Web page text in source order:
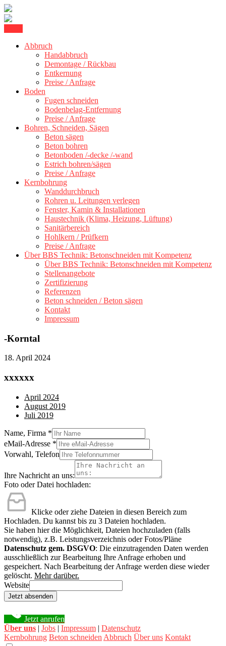
content
Betonschneiden Stuttgart
+ 300 kmAbbruch
Handabbruch
Demontage / Rückbau
Entkernung
Preise / Anfrage
Boden
Fugen schneiden
Bodenbelag-Entfernung
Preise / Anfrage
Bohren, Schneiden, Sägen
Beton sägen
Beton bohren
Betonboden /-decke /-wand
Estrich bohren/sägen
Preise / Anfrage
Kernbohrung
Wanddurchbruch
Rohren u. Leitungen verlegen
Fenster, Kamin & Installationen
Haustechnik (Klima, Heizung, Lüftung)
Sanitärbereich
Hohlkern / Prüfkern
Preise / Anfrage
Über BBS Technik: Betonschneiden mit Kompetenz
Über BBS Technik: Betonschneiden mit Kompetenz
Stellenangebote
Zertifizierung
Referenzen
Beton schneiden / Beton sägen
Kontakt
Impressum
-Korntal
18. April 2024
xxxxxx
April 2024
August 2019
Juli 2019
Name, Firma *
eMail-Adresse *
Vorwahl, Telefon
Ihre Nachricht an uns:
Foto oder Datei hochladen:
Klicke oder ziehe Dateien in diesen Bereich zum
Hochladen. Du kannst bis zu 3 Dateien hochladen.
Sie haben hier die Möglichkeit, Dateien hochzuladen (falls
notwendig), z.B. Leistungsverzeichnis oder Fotos/Pläne
Datenschutz gem. DSGVO: Die einzutragenden Daten werden
ausschließlich zur Bearbeitung Ihre Anfrage erhoben und
gespeichert. Nach Bearbeitung der Anfrage werden diese wieder
gelöscht. Mehr darüber.
Website
Jetzt absenden
Jetzt anrufen
Über uns | Jobs | Impressum | Datenschutz
Kernbohrung Beton schneiden Abbruch Über uns Kontakt